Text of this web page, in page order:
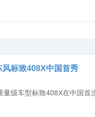
风标致408X中国首秀